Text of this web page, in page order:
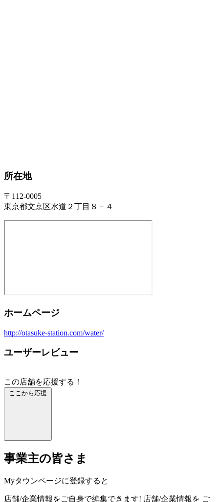
所在地
〒112-0005
東京都文京区水道２丁目８－４
ホームページ
http://otasuke-station.com/water/
ユーザーレビュー
この店舗を応援する！
ここから応援
事業主の皆さま
Myタウンページに登録すると
店舗/企業情報をご自身で編集できます! 店舗/企業情報を ご